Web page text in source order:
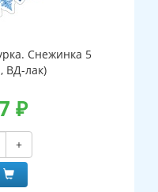
Снежинка 5
ВД-лак)
₽
+